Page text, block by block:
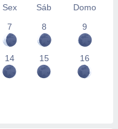
Sex Sáb
Domo
7
8 9
14 15 16